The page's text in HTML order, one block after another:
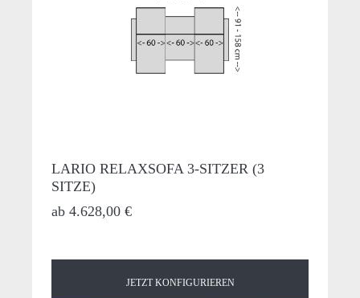
LARIO RELAXSOFA 3-SITZER (3
SITZE)
ab 4.628,00 €
JETZT KONFIGURIEREN